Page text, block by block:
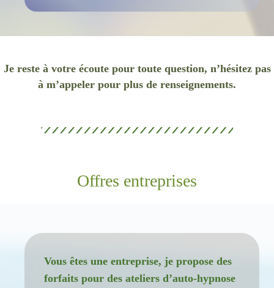
Je reste à votre écoute pour toute question, n’hésitez pas
à m’appeler pour plus de renseignements.
Offres entreprises
Vous êtes une entreprise, je propose des
forfaits pour des ateliers d’auto-hypnose